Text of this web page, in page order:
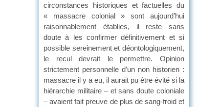
circonstances historiques et factuelles du
« massacre colonial » sont aujourd’hui
raisonnablement établies, il reste sans
doute à les confirmer définitivement et si
possible sereinement et déontologiquement,
le recul devrait le permettre. Opinion
strictement personnelle d’un non historien :
massacre il y a eu, il aurait pu être évité si la
hiérarchie militaire – et sans doute coloniale
– avaient fait preuve de plus de sang-froid et